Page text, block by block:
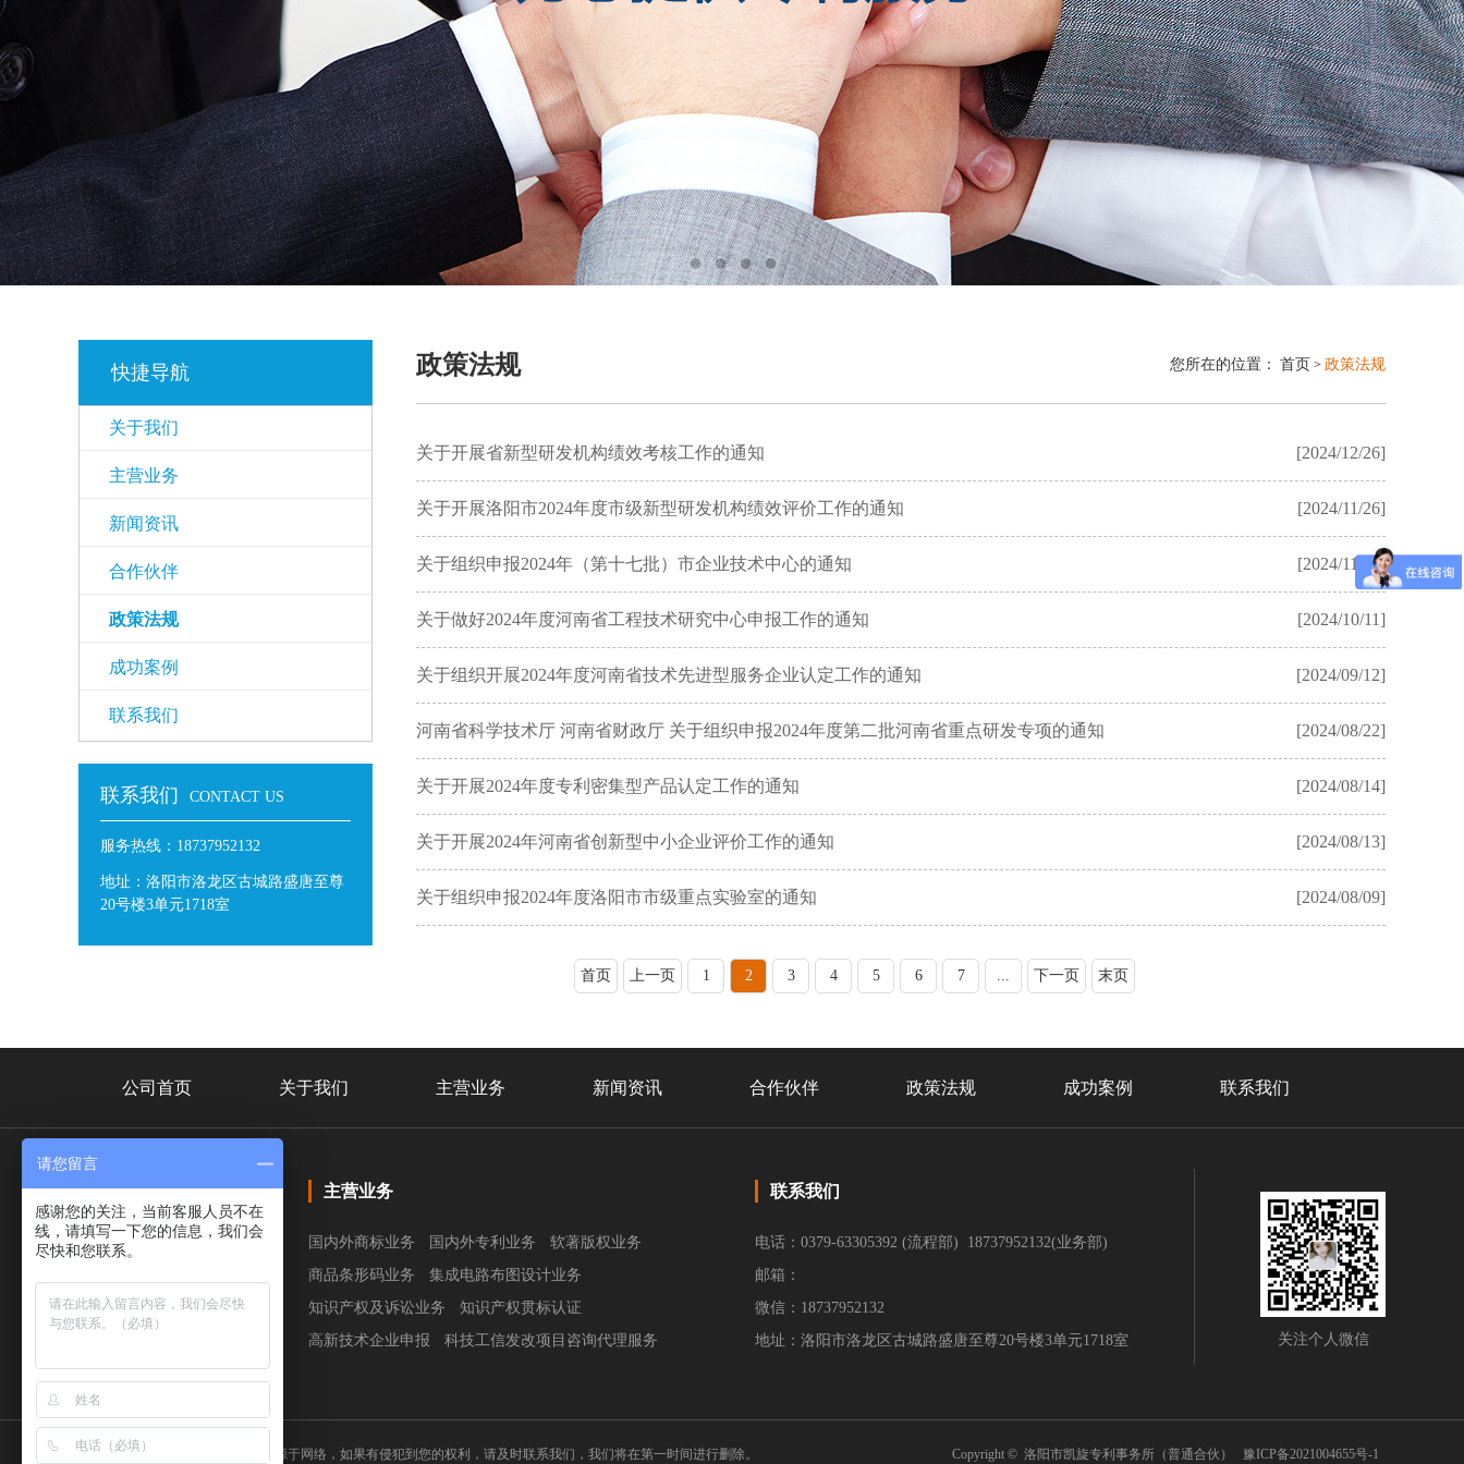
1 2 3 3
快捷导航
关于我们
主营业务
新闻资讯
合作伙伴
政策法规
成功案例
联系我们
联系我们 CONTACT US
服务热线：18737952132
地址：洛阳市洛龙区古城路盛唐至尊
20号楼3单元1718室
政策法规 您所在的位置： 首页 > 政策法规
关于开展省新型研发机构绩效考核工作的通知 [2024/12/26]
关于开展洛阳市2024年度市级新型研发机构绩效评价工作的通知 [2024/11/26]
关于组织申报2024年（第十七批）市企业技术中心的通知 [2024/11/07]
关于做好2024年度河南省工程技术研究中心申报工作的通知 [2024/10/11]
关于组织开展2024年度河南省技术先进型服务企业认定工作的通知 [2024/09/12]
河南省科学技术厅 河南省财政厅 关于组织申报2024年度第二批河南省重点研发专项的通知 [2024/08/22]
关于开展2024年度专利密集型产品认定工作的通知 [2024/08/14]
关于开展2024年河南省创新型中小企业评价工作的通知 [2024/08/13]
关于组织申报2024年度洛阳市市级重点实验室的通知 [2024/08/09]
首页 上一页 1 2 3 4 5 6 7 ... 下一页 末页
公司首页 关于我们 主营业务 新闻资讯 合作伙伴 政策法规 成功案例 联系我们
主营业务
国内外商标业务 国内外专利业务
软著版权业务
商品条形码业务
集成电路布图设计业务
知识产权及诉讼业务
知识产权贯标认证
高新技术企业申报
科技工信发改项目咨询代理服务
联系我们
电话：0379-63305392 (流程部) 18737952132(业务部)
邮箱：
微信：18737952132
地址：洛阳市洛龙区古城路盛唐至尊20号楼3单元1718室
关注个人微信
免责申明：本站部分图片和文字来源于网络，如果有侵犯到您的权利，请及时联系我们，我们将在第一时间进行删除。 Copyright © 洛阳市凯旋专利事务所（普通合伙） 豫ICP备2021004655号-1
请您留言
感谢您的关注，当前客服人员不在
线，请填写一下您的信息，我们会
尽快和您联系。